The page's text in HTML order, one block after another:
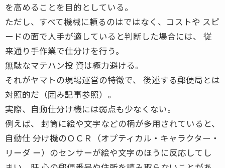
を高めることを目的としている。
ただし、すべて機械に頼るのはではなく、コストや スピ
ードの面で人手が適していると判断した場合には、 従
来通り手作業で仕分けを行う。
無駄なマテハン投 資は極力避ける。
それがヤマトの現場運営の特徴で、 後述する郵便局とは
対照的だ（囲み記事参照）。
実際、自動仕分け機には弱点も少なくない。
例えば、 封筒に絵や文字などの柄が多用されていると、
自動仕 分け機のＯＣＲ（オプティカル・キャラクター・
リーダ ー）のセンサーが絵や文字のほうに反応してし